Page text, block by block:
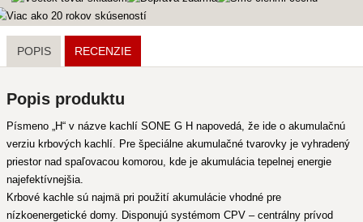
POPIS RECENZIE
Popis produktu
Písmeno „H“ v názve kachlí SONE G H napovedá, že ide o akumulačnú
verziu krbových kachlí. Pre špeciálne akumulačné tvarovky je vyhradený
priestor nad spaľovacou komorou, kde je akumulácia tepelnej energie
najefektívnejšia.
Krbové kachle sú najmä pri použití akumulácie vhodné pre
nízkoenergetické domy. Disponujú systémom CPV – centrálny prívod